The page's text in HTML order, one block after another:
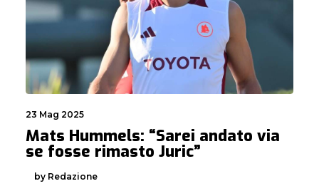
23 Mag 2025
Mats Hummels: “Sarei andato via
se fosse rimasto Juric”
by Redazione